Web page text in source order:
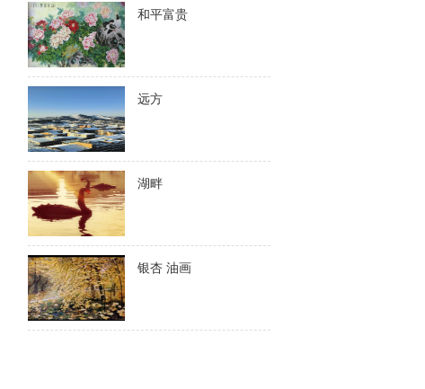
和平富贵
远方
湖畔
银杏 油画